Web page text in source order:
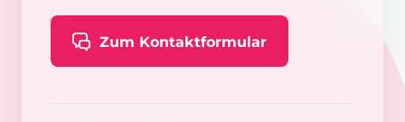
Zum Kontaktformular